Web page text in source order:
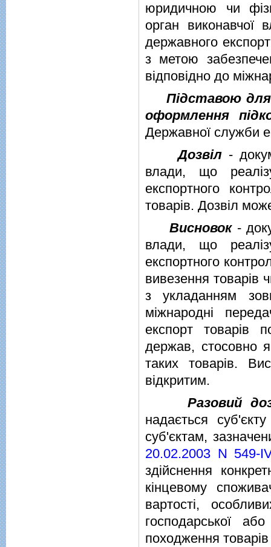
юридичною чи
орган
державного
з метою
вiдповiдно до
Пiдставою для
оформлення
Державної служби
Дозвiл -
влади, що
експортного
товарiв. Дозвiл
Висновок -
влади, що
експортного
вивезення товарiв
з укладанням
мiжнароднi
експорт товарiв
держав, стосовно
таких товарiв.
вiдкритим.
Разовий
надається
суб'єктам,
20.02.2003 N 549-
здiйснення
кiнцевому
вартостi,
господарської
походження товарiв